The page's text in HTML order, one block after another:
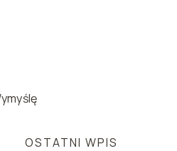
OSTATNI WPIS